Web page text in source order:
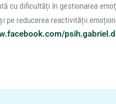
cu dificultăți în gestionarea
pe reducerea reactivității